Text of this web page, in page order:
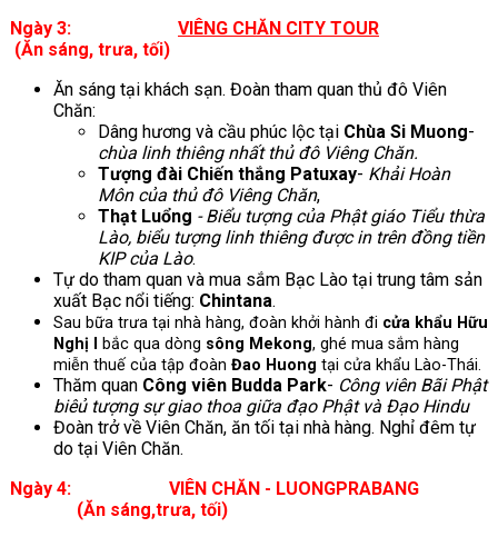
Ngày 3: VIÊNG CHĂN CITY TOUR
(Ăn sáng, trưa, tối)
Ăn sáng tại khách sạn. Đoàn tham quan thủ đô Viên
Chăn:
Dâng hương và cầu phúc lộc tại Chùa Si Muong-
chùa linh thiêng nhất thủ đô Viêng Chăn.
Tượng đài Chiến thắng Patuxay- Khải Hoàn
Môn của thủ đô Viêng Chăn,
Thạt Luổng -Biểu tượng của Phật giáo Tiểu thừa
Lào, biểu tượng linh thiêng được in trên đồng tiền
KIP của Lào.
Tự do tham quan và mua sắm Bạc Lào tại trung tâm sản
xuất Bạc nổi tiếng: Chintana.
Sau bữa trưa tại nhà hàng, đoàn khởi hành đi cửa khẩu Hữu
Nghị I
bắc qua dòng sông Mekong, ghé mua sắm hàng
miễn thuế của tập đoàn Đao Huong tại cửa khẩu Lào-Thái.
Thăm quan Công viên Budda Park- Công viên Bãi Phật
biêủ tượng sự giao thoa giữa đạo Phật và Đạo Hindu
Đoàn trở về Viên Chăn, ăn tối tại nhà hàng. Nghỉ đêm tự
do tại Viên Chăn.
Ngày 4: VIÊN CHĂN - LUONGPRABANG
(Ăn sáng,trưa, tối)